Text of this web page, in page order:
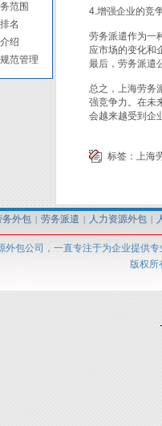
4.增强企业的竞
劳务派遣作为一
应市场的变化和
最后，劳务派遣
总之，上海劳务
强竞争力。在未
会越来越受到企
标签： 上海
范围
名
绍
范管理
务外包 | 劳务派遣 | 人力资源外包 |
外包公司 ，一直专注于为企业提供
版权